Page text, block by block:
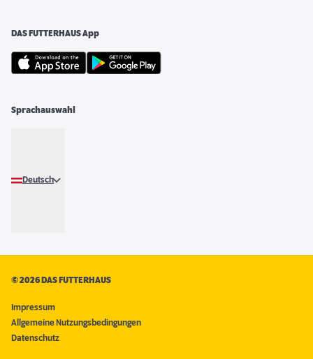
DAS FUTTERHAUS App
Sprachauswahl
Deutsch
©2026 DAS FUTTERHAUS
Impressum
Allgemeine Nutzungsbedingungen
Datenschutz